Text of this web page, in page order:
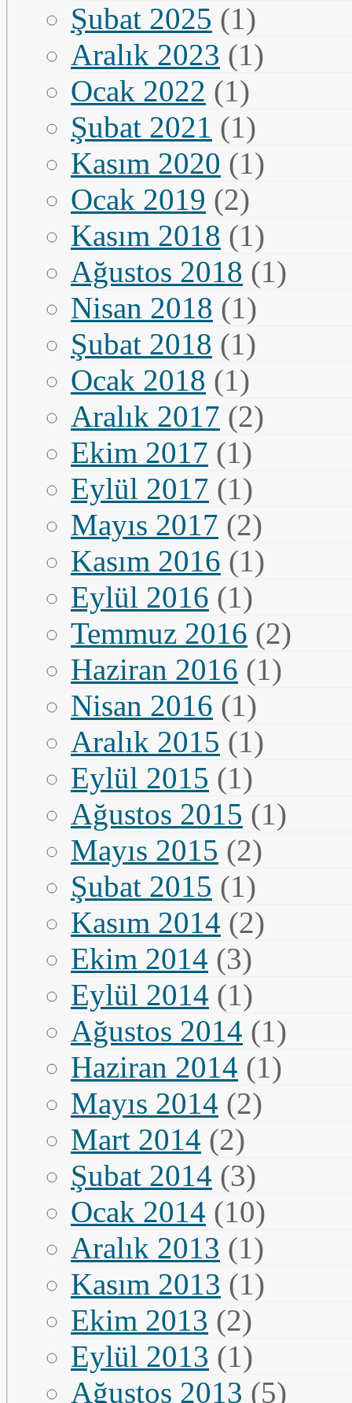
Şubat 2025 (1)
Aralık 2023 (1)
Ocak 2022 (1)
Şubat 2021 (1)
Kasım 2020 (1)
Ocak 2019 (2)
Kasım 2018 (1)
Ağustos 2018 (1)
Nisan 2018 (1)
Şubat 2018 (1)
Ocak 2018 (1)
Aralık 2017 (2)
Ekim 2017 (1)
Eylül 2017 (1)
Mayıs 2017 (2)
Kasım 2016 (1)
Eylül 2016 (1)
Temmuz 2016 (2)
Haziran 2016 (1)
Nisan 2016 (1)
Aralık 2015 (1)
Eylül 2015 (1)
Ağustos 2015 (1)
Mayıs 2015 (2)
Şubat 2015 (1)
Kasım 2014 (2)
Ekim 2014 (3)
Eylül 2014 (1)
Ağustos 2014 (1)
Haziran 2014 (1)
Mayıs 2014 (2)
Mart 2014 (2)
Şubat 2014 (3)
Ocak 2014 (10)
Aralık 2013 (1)
Kasım 2013 (1)
Ekim 2013 (2)
Eylül 2013 (1)
Ağustos 2013 (5)